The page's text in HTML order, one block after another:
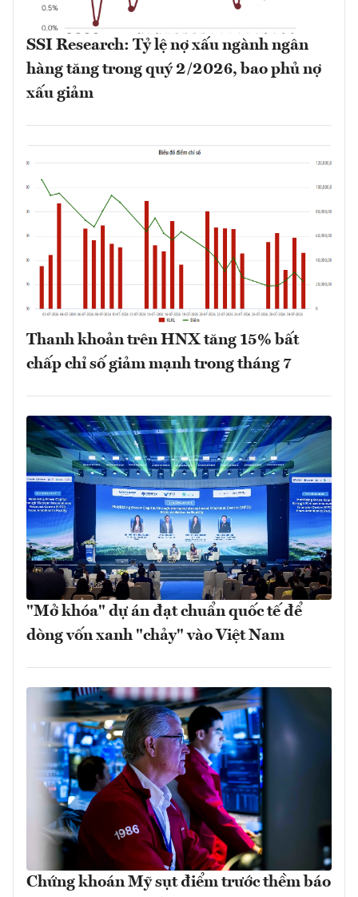
SSI Research: Tỷ lệ nợ xấu ngành ngân
hàng tăng trong quý 2/2026, bao phủ nợ
xấu giảm
Thanh khoản trên HNX tăng 15% bất
chấp chỉ số giảm mạnh trong tháng 7
"Mở khóa" dự án đạt chuẩn quốc tế để
dòng vốn xanh "chảy" vào Việt Nam
Chứng khoán Mỹ sụt điểm trước thềm báo